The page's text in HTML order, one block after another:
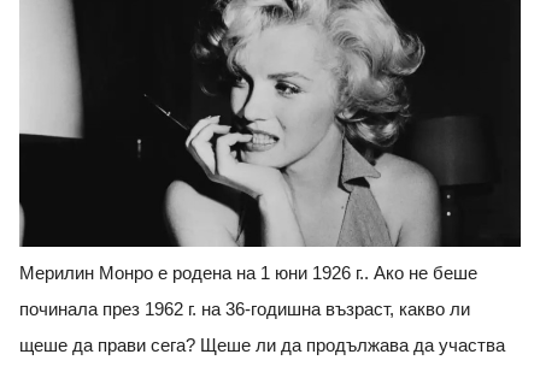
Мерилин Монро е родена на 1 юни 1926 г.. Ако не беше
починала през 1962 г. на 36-годишна възраст, какво ли
щеше да прави сега? Щеше ли да продължава да участва